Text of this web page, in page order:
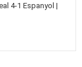
4-1 Espanyol |